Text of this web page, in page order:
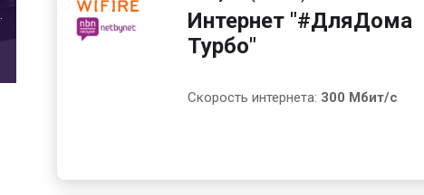
Интернет "#ДляДома
Турбо"
Скорость интернета: 300 Мбит/с